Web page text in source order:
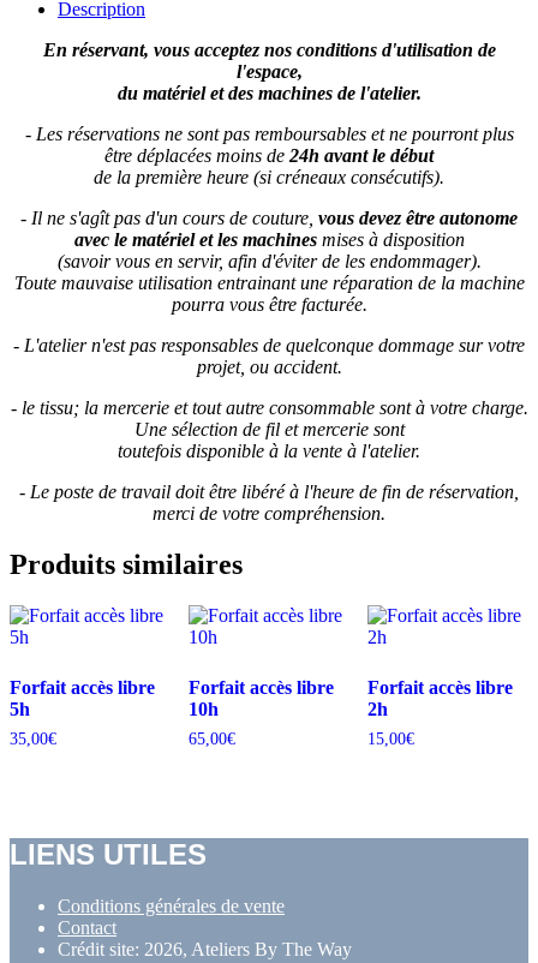
Accès
Description
En réservant, vous acceptez nos conditions d'utilisation de
l'espace,
du matériel et des machines de l'atelier.
- Les réservations ne sont pas remboursables et ne pourront plus
être déplacées moins de 24h avant le début
de la première heure (si créneaux consécutifs).
- Il ne s'agît pas d'un cours de couture, vous devez être autonome
avec le matériel et les machinesmises à disposition
(savoir vous en servir, afin d'éviter de les endommager).
Toute mauvaise utilisation entrainant une réparation de la machine
pourra vous être facturée.
- L'atelier n'est pas responsables de quelconque dommage sur votre
projet, ou accident.
- le tissu; la mercerie et tout autre consommable sont à votre charge.
Une sélection de fil et mercerie sont
toutefois disponible à la vente à l'atelier.
- Le poste de travail doit être libéré à l'heure de fin de réservation,
merci de votre compréhension.
Produits similaires
Forfait accès libre
5h
35,00€
Forfait accès libre
10h
65,00€
Forfait accès libre
2h
15,00€
LIENS UTILES
Conditions générales de vente
Contact
Crédit site: 2026, Ateliers By The Way